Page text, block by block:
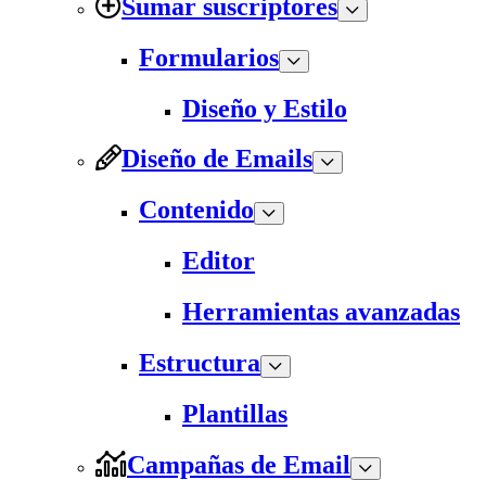
Sumar suscriptores
Formularios
Diseño y Estilo
Diseño de Emails
Contenido
Editor
Herramientas avanzadas
Estructura
Plantillas
Campañas de Email